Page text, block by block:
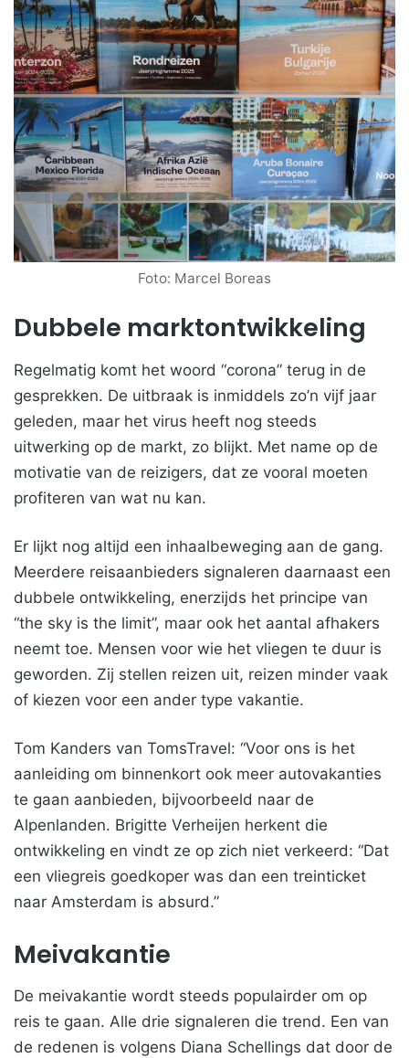
Foto: Marcel Boreas
Dubbele marktontwikkeling
Regelmatig komt het woord “corona” terug in de
gesprekken. De uitbraak is inmiddels zo’n vijf jaar
geleden, maar het virus heeft nog steeds
uitwerking op de markt, zo blijkt. Met name op de
motivatie van de reizigers, dat ze vooral moeten
profiteren van wat nu kan.
Er lijkt nog altijd een inhaalbeweging aan de gang.
Meerdere reisaanbieders signaleren daarnaast een
dubbele ontwikkeling, enerzijds het principe van
“the sky is the limit”, maar ook het aantal afhakers
neemt toe. Mensen voor wie het vliegen te duur is
geworden. Zij stellen reizen uit, reizen minder vaak
of kiezen voor een ander type vakantie.
Tom Kanders van TomsTravel: “Voor ons is het
aanleiding om binnenkort ook meer autovakanties
te gaan aanbieden, bijvoorbeeld naar de
Alpenlanden. Brigitte Verheijen herkent die
ontwikkeling en vindt ze op zich niet verkeerd: “Dat
een vliegreis goedkoper was dan een treinticket
naar Amsterdam is absurd.”
Meivakantie
De meivakantie wordt steeds populairder om op
reis te gaan. Alle drie signaleren die trend. Een van
de redenen is volgens Diana Schellings dat door de